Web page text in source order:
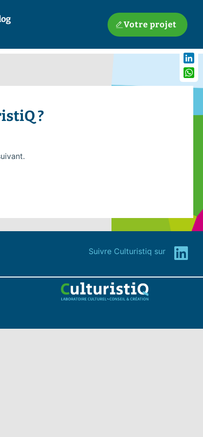
Votre projet
?
Suivre Culturistiq sur